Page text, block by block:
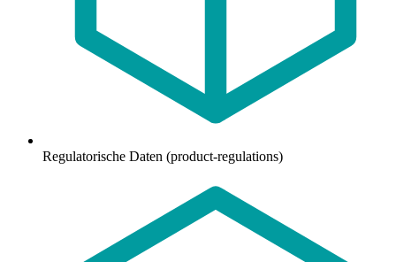
Regulatorische Daten (product-regulations)